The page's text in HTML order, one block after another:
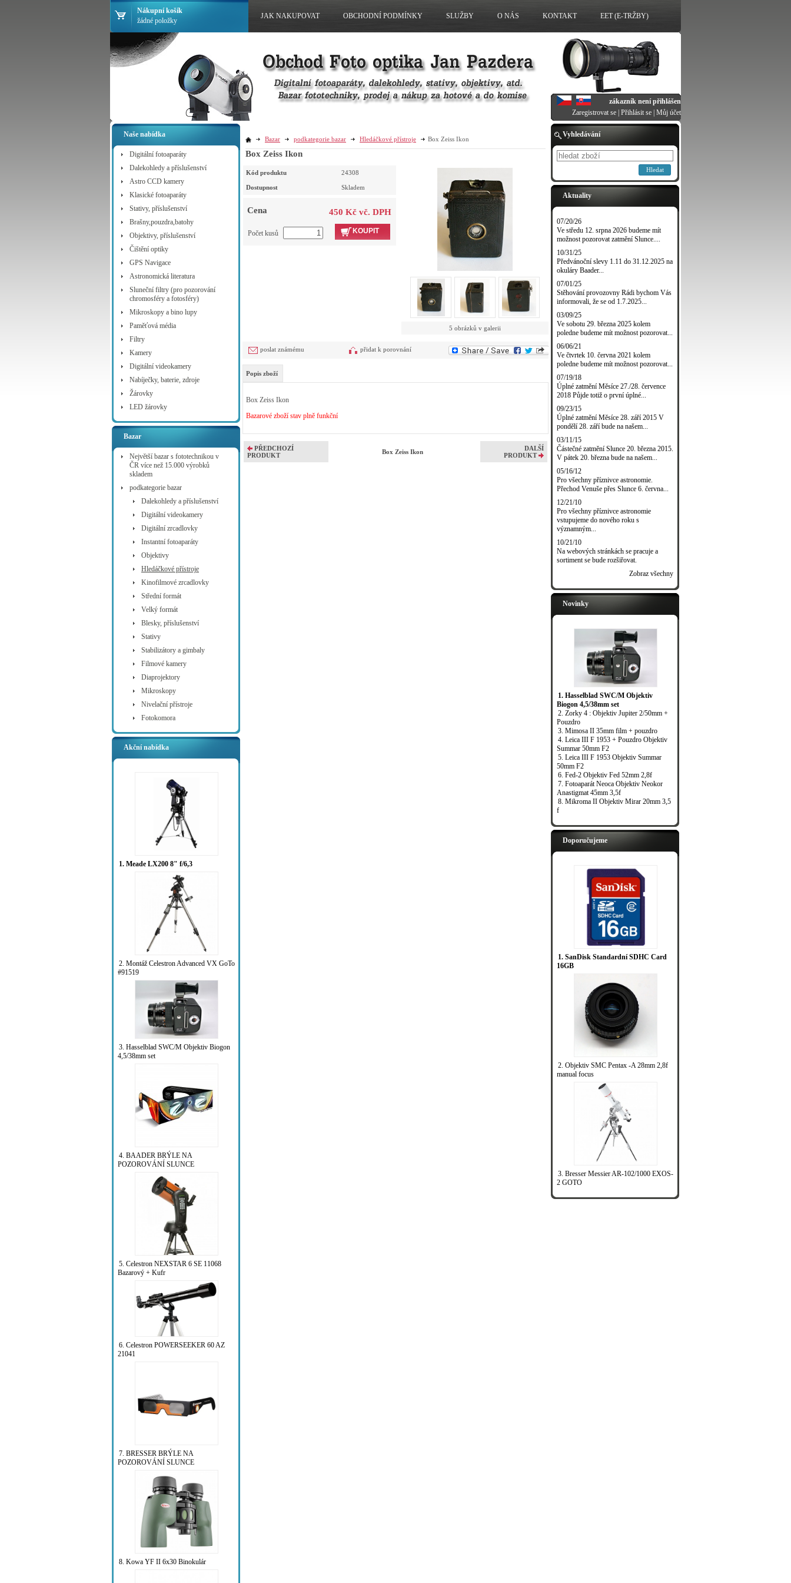
Naše nabídka
Digitální fotoaparáty
Dalekohledy a příslušenství
Astro CCD kamery
Klasické fotoaparáty
Stativy, příslušenství
Brašny,pouzdra,batohy
Objektivy, příslušenství
Čištění optiky
GPS Navigace
Astronomická literatura
Sluneční filtry (pro pozorování
chromosféry a fotosféry)
Mikroskopy a bino lupy
Paměťová média
Filtry
Kamery
Digitální videokamery
Nabíječky, baterie, zdroje
Žárovky
LED žárovky
Bazar
Největší bazar s fototechnikou v
ČR více než 15.000 výrobků
skladem
podkategorie bazar
Dalekohledy a příslušenství
Digitální videokamery
Digitální zrcadlovky
Instantní fotoaparáty
Objektivy
Hledáčkové přístroje
Kinofilmové zrcadlovky
Střední formát
Velký formát
Blesky, příslušenství
Stativy
Stabilizátory a gimbaly
Filmové kamery
Diaprojektory
Mikroskopy
Nivelační přístroje
Fotokomora
Akční nabídka
1. Meade LX200 8" f/6,3
2. Montáž Celestron Advanced VX GoTo
#91519
3. Hasselblad SWC/M Objektiv Biogon
4,5/38mm set
4. BAADER BRÝLE NA
POZOROVÁNÍ SLUNCE
5. Celestron NEXSTAR 6 SE 11068
Bazarový + Kufr
6. Celestron POWERSEEKER 60 AZ
21041
7. BRESSER BRÝLE NA
POZOROVÁNÍ SLUNCE
8. Kowa YF II 6x30 Binokulár
Bazar podkategorie bazar Hledáčkové přístroje Box Zeiss Ikon
Box Zeiss Ikon
Kód produktu 24308
Dostupnost Skladem
Cena 450 Kč vč. DPH
KOUPIT
Počet kusů
5 obrázků v galerii
poslat známému přidat k porovnání
Popis zboží
Box Zeiss Ikon
Bazarové zboží stav plně funkční
PŘEDCHOZÍ
PRODUKT
Box Zeiss Ikon
DALŠÍ
PRODUKT
Vyhledávání
Hledat
Aktuality
07/20/26
Ve středu 12. srpna 2026 budeme mít
možnost pozorovat zatmění Slunce....
10/31/25
Předvánoční slevy 1.11 do 31.12.2025 na
okuláry Baader...
07/01/25
Stěhování provozovny Rádi bychom Vás
informovali, že se od 1.7.2025...
03/09/25
Ve sobotu 29. března 2025 kolem
poledne budeme mít možnost pozorovat...
06/06/21
Ve čtvrtek 10. června 2021 kolem
poledne budeme mít možnost pozorovat...
07/19/18
Úplné zatmění Měsíce 27./28. července
2018 Půjde totiž o první úplné...
09/23/15
Úplné zatmění Měsíce 28. září 2015 V
pondělí 28. září bude na našem...
03/11/15
Částečné zatmění Slunce 20. března 2015.
V pátek 20. března bude na našem...
05/16/12
Pro všechny příznivce astronomie.
Přechod Venuše přes Slunce 6. června...
12/21/10
Pro všechny příznivce astronomie
vstupujeme do nového roku s
významným...
10/21/10
Na webových stránkách se pracuje a
sortiment se bude rozšiřovat.
Zobraz všechny
Novinky
1. Hasselblad SWC/M Objektiv
Biogon 4,5/38mm set
2. Zorky 4 : Objektiv Jupiter 2/50mm +
Pouzdro
3. Mimosa II 35mm film + pouzdro
4. Leica III F 1953 + Pouzdro Objektiv
Summar 50mm F2
5. Leica III F 1953 Objektiv Summar
50mm F2
6. Fed-2 Objektiv Fed 52mm 2,8f
7. Fotoaparát Neoca Objektiv Neokor
Anastigmat 45mm 3,5f
8. Mikroma II Objektiv Mirar 20mm 3,5
f
Doporučujeme
1. SanDisk Standardní SDHC Card
16GB
2. Objektiv SMC Pentax -A 28mm 2,8f
manual focus
3. Bresser Messier AR-102/1000 EXOS-
2 GOTO
Nákupní košík
žádné položky
JAK NAKUPOVAT OBCHODNÍ PODMÍNKY SLUŽBY O NÁS KONTAKT EET (E-TRŽBY)
zákazník není přihlášen
Zaregistrovat se Přihlásit se Můj účet